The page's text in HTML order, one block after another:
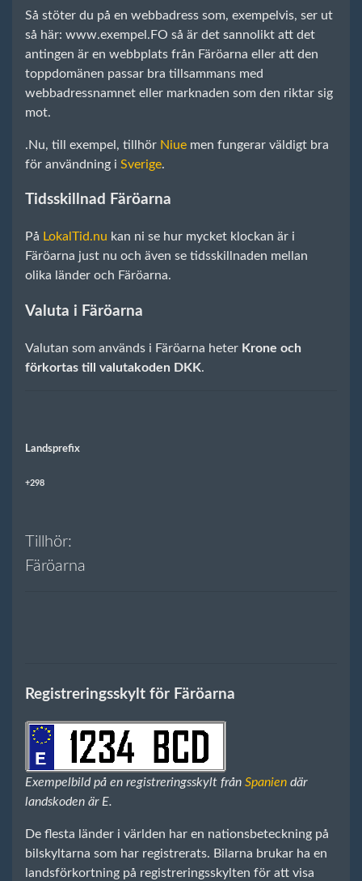
Så stöter du på en webbadress som, exempelvis, ser ut
så här: www.exempel.FO så är det sannolikt att det
antingen är en webbplats från Färöarna eller att den
toppdomänen passar bra tillsammans med
webbadressnamnet eller marknaden som den riktar sig
mot.
.Nu, till exempel, tillhör Niue men fungerar väldigt bra
för användning i Sverige.
Tidsskillnad Färöarna
På LokalTid.nu kan ni se hur mycket klockan är i
Färöarna just nu och även se tidsskillnaden mellan
olika länder och Färöarna.
Valuta i Färöarna
Valutan som används i Färöarna heter Krone och
förkortas till valutakoden DKK.
Landsprefix
+298
Tillhör:
Färöarna
Registreringsskylt för Färöarna
Exempelbild på en registreringsskylt från Spanien där
landskoden är E.
De flesta länder i världen har en nationsbeteckning på
bilskyltarna som har registrerats. Bilarna brukar ha en
landsförkortning på registreringsskylten för att visa